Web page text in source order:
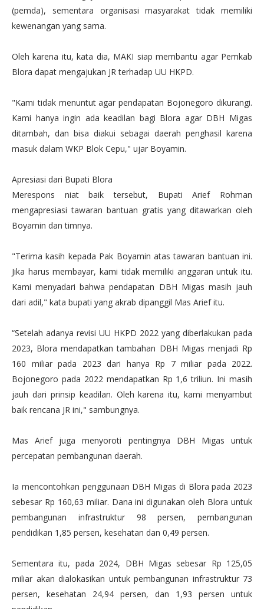
(pemda), sementara organisasi masyarakat tidak memiliki
kewenangan yang sama.
Oleh karena itu, kata dia, MAKI siap membantu agar Pemkab
Blora dapat mengajukan JR terhadap UU HKPD.
"Kami tidak menuntut agar pendapatan Bojonegoro dikurangi.
Kami hanya ingin ada keadilan bagi Blora agar DBH Migas
ditambah, dan bisa diakui sebagai daerah penghasil karena
masuk dalam WKP Blok Cepu," ujar Boyamin.
Apresiasi dari Bupati Blora
Merespons niat baik tersebut, Bupati Arief Rohman
mengapresiasi tawaran bantuan gratis yang ditawarkan oleh
Boyamin dan timnya.
"Terima kasih kepada Pak Boyamin atas tawaran bantuan ini.
Jika harus membayar, kami tidak memiliki anggaran untuk itu.
Kami menyadari bahwa pendapatan DBH Migas masih jauh
dari adil," kata bupati yang akrab dipanggil Mas Arief itu.
“Setelah adanya revisi UU HKPD 2022 yang diberlakukan pada
2023, Blora mendapatkan tambahan DBH Migas menjadi Rp
160 miliar pada 2023 dari hanya Rp 7 miliar pada 2022.
Bojonegoro pada 2022 mendapatkan Rp 1,6 triliun. Ini masih
jauh dari prinsip keadilan. Oleh karena itu, kami menyambut
baik rencana JR ini," sambungnya.
Mas Arief juga menyoroti pentingnya DBH Migas untuk
percepatan pembangunan daerah.
Ia mencontohkan penggunaan DBH Migas di Blora pada 2023
sebesar Rp 160,63 miliar. Dana ini digunakan oleh Blora untuk
pembangunan infrastruktur 98 persen, pembangunan
pendidikan 1,85 persen, kesehatan dan 0,49 persen.
Sementara itu, pada 2024, DBH Migas sebesar Rp 125,05
miliar akan dialokasikan untuk pembangunan infrastruktur 73
persen, kesehatan 24,94 persen, dan 1,93 persen untuk